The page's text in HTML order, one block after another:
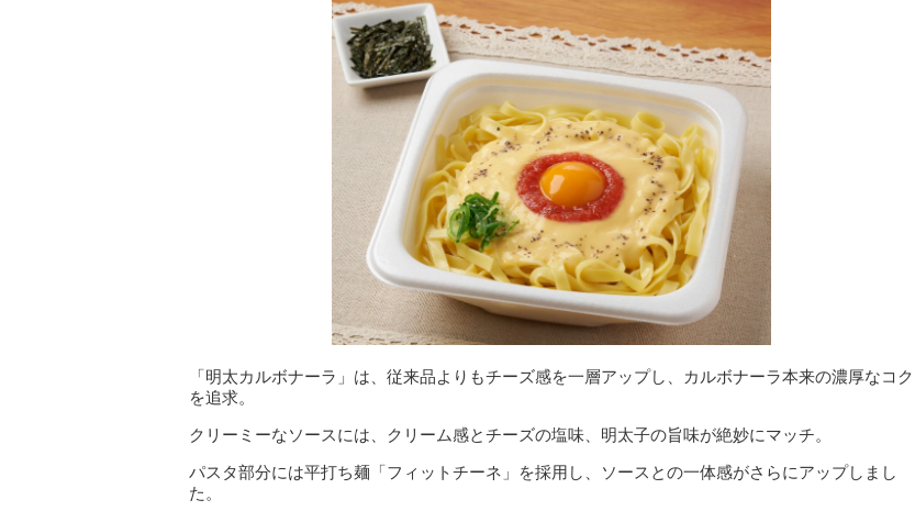
「明太カルボナーラ」は、従来品よりもチーズ感を一層アップし、カルボナーラ本来の濃厚なコク
を追求。
クリーミーなソースには、クリーム感とチーズの塩味、明太子の旨味が絶妙にマッチ。
パスタ部分には平打ち麺「フィットチーネ」を採用し、ソースとの一体感がさらにアップしまし
た。